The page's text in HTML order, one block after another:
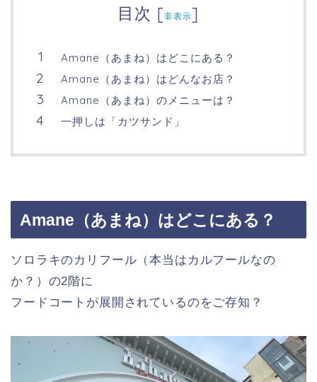
目次 [非表示]
Amane（あまね）はどこにある？
Amane（あまね）はどんなお店？
Amane（あまね）のメニューは？
一押しは「カツサンド」
Amane（あまね）はどこにある？
ソロラキのカリフール（本当はカルフールなの
か？）の2階に
フードコートが展開されているのをご存知？